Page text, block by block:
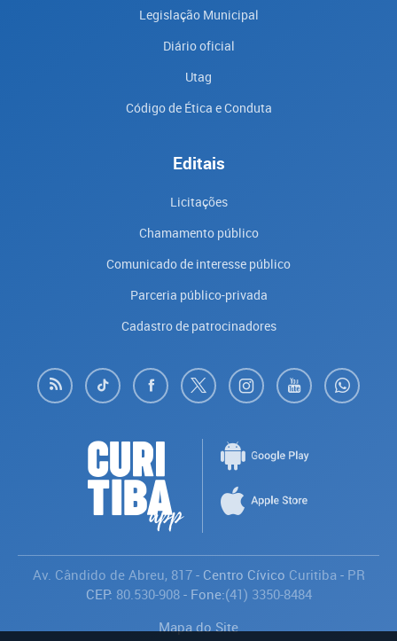
Legislação Municipal
Diário oficial
Utag
Código de Ética e Conduta
Editais
Licitações
Chamamento público
Comunicado de interesse público
Parceria público-privada
Cadastro de patrocinadores
Av. Cândido de Abreu, 817- Centro Cívico Curitiba - PR
CEP: 80.530-908- Fone:(41) 3350-8484
Mapa do Site